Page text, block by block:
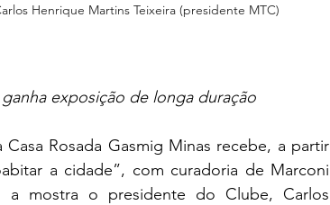
Henrique Martins Teixeira (presidente MTC)
exposição de longa duração
Rosada Gasmig Minas recebe, a partir
a cidade”, com curadoria de Marconi
a mostra o presidente do Clube, Carlos